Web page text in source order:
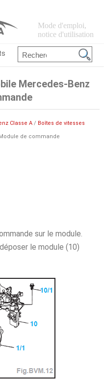
Mode d'emploi,
notice d'utilisation
Mercedes-Benz
Classe A/ Boîtes de vitesses
de commande
sur le module.
le module (10)